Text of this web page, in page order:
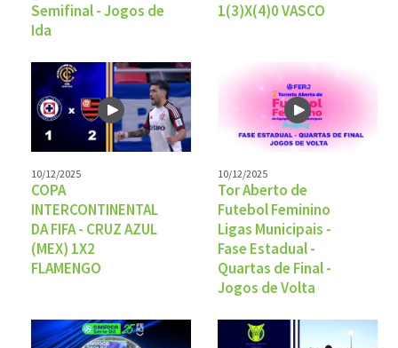
Semifinal - Jogos de
Ida
1(3)X(4)0 VASCO
10/12/2025
COPA
INTERCONTINENTAL
DA FIFA - CRUZ AZUL
(MEX) 1X2
FLAMENGO
10/12/2025
Tor Aberto de
Futebol Feminino
Ligas Municipais -
Fase Estadual -
Quartas de Final -
Jogos de Volta